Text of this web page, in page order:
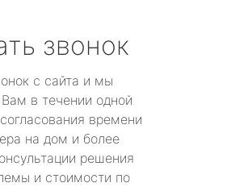
звонок
с сайта и мы
в течении одной
времени
на дом и более
решения
и стоимости по